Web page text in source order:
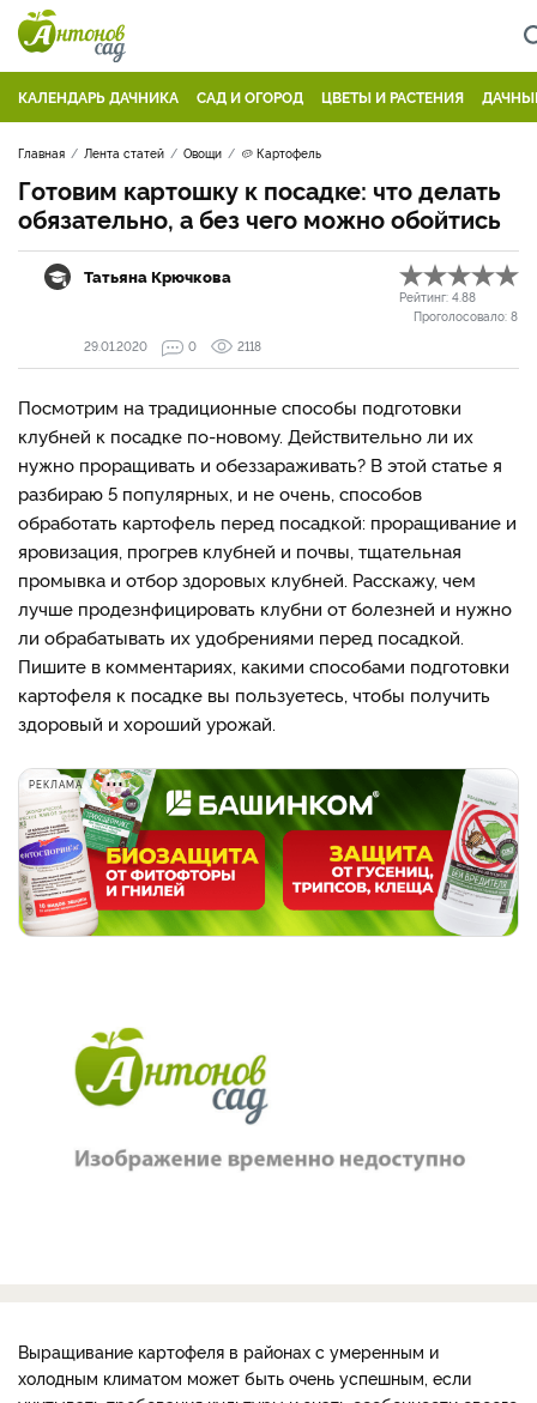
КАЛЕНДАРЬ ДАЧНИКА САД И ОГОРОД ЦВЕТЫ И РАСТЕНИЯ
Главная Лента статей Овощи 🥔 Картофель
Готовим картошку к посадке: что делать
обязательно, а без чего можно обойтись
Татьяна Крючкова
Рейтинг: 4.88
Проголосовало: 8
29.01.2020
0 2118
Посмотрим на традиционные способы подготовки
клубней к посадке по-новому. Действительно ли их
нужно проращивать и обеззараживать? В этой статье я
разбираю 5 популярных, и не очень, способов
обработать картофель перед посадкой: проращивание и
яровизация, прогрев клубней и почвы, тщательная
промывка и отбор здоровых клубней. Расскажу, чем
лучше продезнфицировать клубни от болезней и нужно
ли обрабатывать их удобрениями перед посадкой.
Пишите в комментариях, какими способами подготовки
картофеля к посадке вы пользуетесь, чтобы получить
здоровый и хороший урожай.
РЕКЛАМА
Выращивание картофеля в районах с умеренным и
холодным климатом может быть очень успешным, если